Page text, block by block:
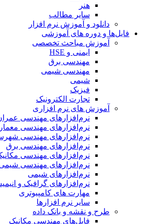
هنر
سایر مطالب
دانلود و آموزش نرم افزار
فایل‌ها و دوره های آموزشی
آموزش مباحث تخصصی
ایمنی و HSE
مهندسی برق
مهندسی شیمی
شیمی
فیزیک
تجارت الکترونیک
آموزش های نرم افزاری
نرم‌افزارهای مهندسی عمران
نرم‌افزارهای مهندسی معماری
نرم‌افزارهای مهندسی شهرسازی
نرم‌افزارهای مهندسی برق
نرم‌افزارهای مهندسی مکانیک
نرم‌افزارهای مهندسی شیمی
نرم‌افزارهای شیمی
نرم‌افزارهای گرافیک و انیمیشن
مهارت های کامپیوتری
سایر نرم افزارها
طرح و نقشه و بانک داده
فایل‌های مهندسی مکانیک